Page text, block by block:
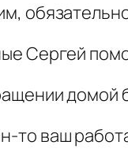
Сергей
домой
то ваш